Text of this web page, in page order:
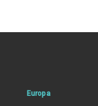
Europa